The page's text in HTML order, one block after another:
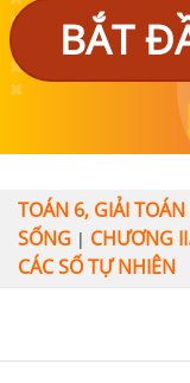
BẮT
TOÁN 6, GIẢI
SỐNG | CHƯƠNG
CÁC SỐ TỰ NHIÊN